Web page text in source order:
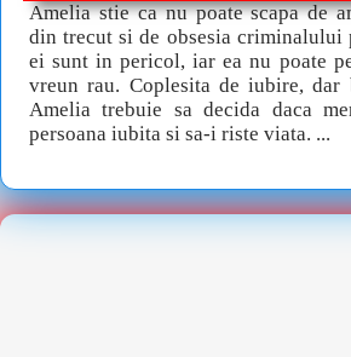
Amelia stie ca nu poate scapa de
din trecut si de obsesia criminalului
ei sunt in pericol, iar ea nu poate
vreun rau. Coplesita de iubire, dar
Amelia trebuie sa decida daca
persoana iubita si sa-i riste viata. ...